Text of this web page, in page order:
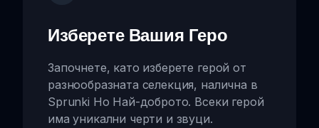
Изберете Вашия Геро
Започнете, като изберете герой от
разнообразната селекция, налична в
Sprunki Но Най-доброто. Всеки герой
има уникални черти и звуци.